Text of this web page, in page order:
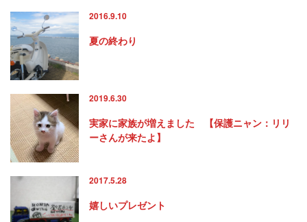
2016.9.10
夏の終わり
2019.6.30
実家に家族が増えました 【保護ニャン：リリ
ーさんが来たよ】
2017.5.28
嬉しいプレゼント